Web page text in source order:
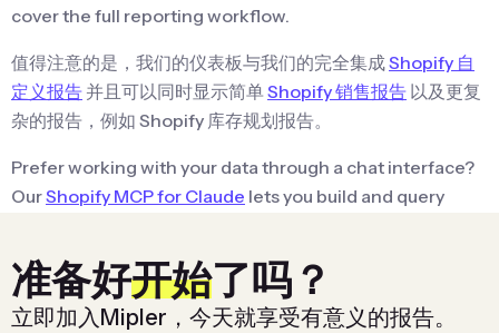
cover the full reporting workflow.
值得注意的是，我们的仪表板与我们的完全集成Shopify 自
定义报告 并且可以同时显示简单Shopify 销售报告 以及更复
杂的报告，例如 Shopify 库存规划报告。
Prefer working with your data through a chat interface?
OurShopify MCP for Claude lets you build and query
Claude Desktop, Claude Web, or the Claude Code CLI.
准备好开始了吗？
立即加入Mipler，今天就享受有意义的报告。